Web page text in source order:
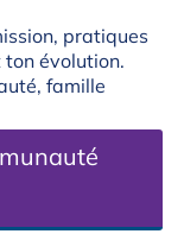
pratiques
évolution.
famille